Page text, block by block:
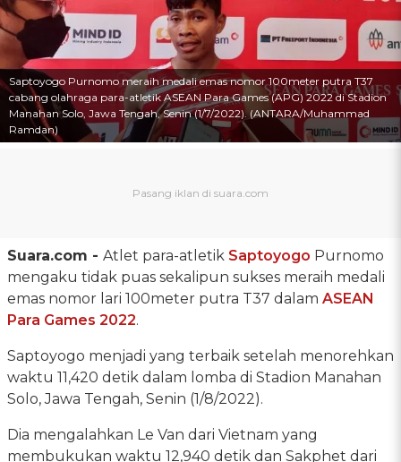
Saptoyogo Purnomo meraih medali emas nomor 100meter putra T37
cabang olahraga para-atletik ASEAN Para Games (APG) 2022 di Stadion
Manahan Solo, Jawa Tengah, Senin (1/7/2022). (ANTARA/Muhammad
Ramdan)
Suara.com - Atlet para-atletik Saptoyogo Purnomo
mengaku tidak puas sekalipun sukses meraih medali
emas nomor lari 100meter putra T37 dalam ASEAN
Para Games 2022.
Saptoyogo menjadi yang terbaik setelah menorehkan
waktu 11,420 detik dalam lomba di Stadion Manahan
Solo, Jawa Tengah, Senin (1/8/2022).
Dia mengalahkan Le Van dari Vietnam yang
membukukan waktu 12,940 detik dan Sakphet dari